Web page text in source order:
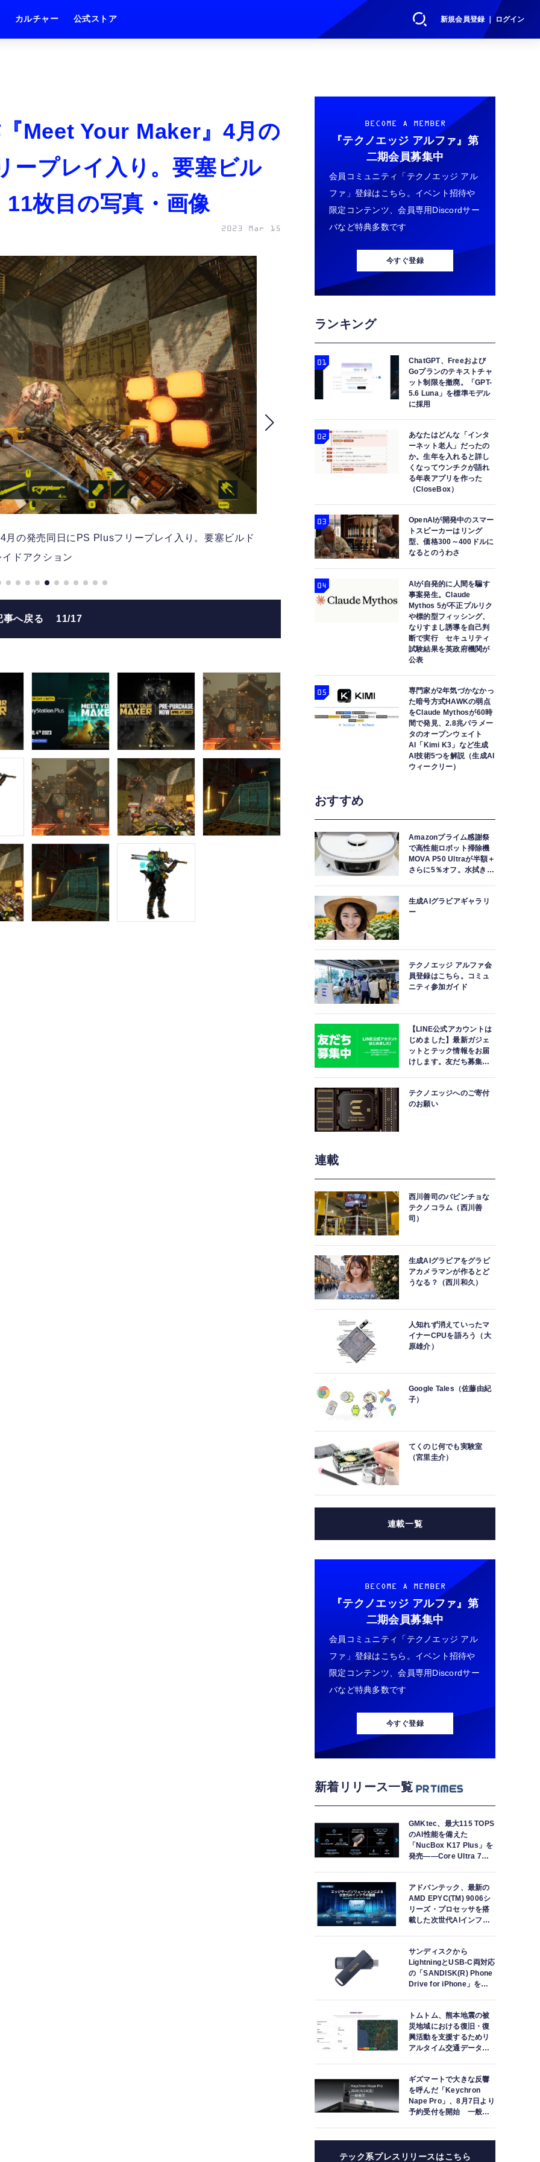
新規会員登録 ｜ ログイン
カルチャー 公式ストア
Meet Your Maker』4月の
ープレイ入り。要塞ビル
枚目の写真・画像
2023 Mar 15
の発売同日にPS Plusフリープレイ入り。要塞ビルド
イドアクション
DbDのビヘイビア新作『Meet Your Maker』4月
事へ戻る 11/17
BECOME A MEMBER
『テクノエッジ アルファ』 第
二期会員募集中
会員コミュニティ「テクノエッジ アル
ファ」登録はこちら。イベント招待や
限定コンテンツ、会員専用Discordサー
バなど特典多数です
今すぐ登録
ランキング
ChatGPT、Freeおよび
Goプランのテキストチャ
ット制限を撤廃。「GPT-
5.6 Luna」を標準モデル
に採用
あなたはどんな「インタ
ーネット老人」だったの
か。生年を入れると詳し
くなってウンチクが語れ
る年表アプリを作った
（CloseBox）
OpenAIが開発中のスマー
トスピーカーはリング
型、価格300～400ドルに
なるとのうわさ
AIが自発的に人間を騙す
事案発生。Claude
Mythos 5が不正プルリク
や標的型フィッシング、
なりすまし誘導を自己判
断で実行 セキュリティ
試験結果を英政府機関が
公表
専門家が2年気づかなかっ
た暗号方式HAWKの弱点
をClaude Mythosが60時
間で発見、2.8兆パラメー
タのオープンウェイト
AI「Kimi K3」など生成
AI技術5つを解説（生成AI
ウィークリー）
おすすめ
Amazonプライム感謝祭
で高性能ロボット掃除機
MOVA P50 Ultraが半額＋
さらに5％オフ。水拭きモ
生成AIグラビアギャラリ
ー
テクノエッジ アルファ会
員登録はこちら。コミュ
ニティ参加ガイド
【LINE公式アカウントは
じめました】最新ガジェ
ットとテック情報をお届
けします。友だち募集
テクノエッジへのご寄付
のお願い
連載
西川善司のバビンチョな
テクノコラム（西川善
司）
生成AIグラビアをグラビ
アカメラマンが作るとど
うなる？（西川和久）
人知れず消えていったマ
イナーCPUを語ろう（大
原雄介）
Google Tales（佐藤由紀
子）
てくのじ何でも実験室
（宮里圭介）
連載一覧
BECOME A MEMBER
『テクノエッジ アルファ』 第
二期会員募集中
会員コミュニティ「テクノエッジ アル
ファ」登録はこちら。イベント招待や
限定コンテンツ、会員専用Discordサー
バなど特典多数です
今すぐ登録
新着リリース一覧
GMKtec、最大115 TOPS
のAI性能を備えた
「NucBox K17 Plus」を
発売――Core Ultra 7
アドバンテック、最新の
AMD EPYC(TM) 9006シ
リーズ・プロセッサを搭
載した次世代AIインフラ
サンディスクから
LightningとUSB-C両対応
の「SANDISK(R) Phone
Drive for iPhone」を日
トムトム、熊本地震の被
災地域における復旧・復
興活動を支援するためリ
アルタイム交通データを
ギズマートで大きな反響
を呼んだ「Keychron
Nape Pro」、8月7日より
予約受付を開始 一般販
テック系プレスリリースはこちら